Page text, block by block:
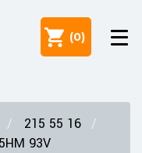
(0)
215 55 16
93V